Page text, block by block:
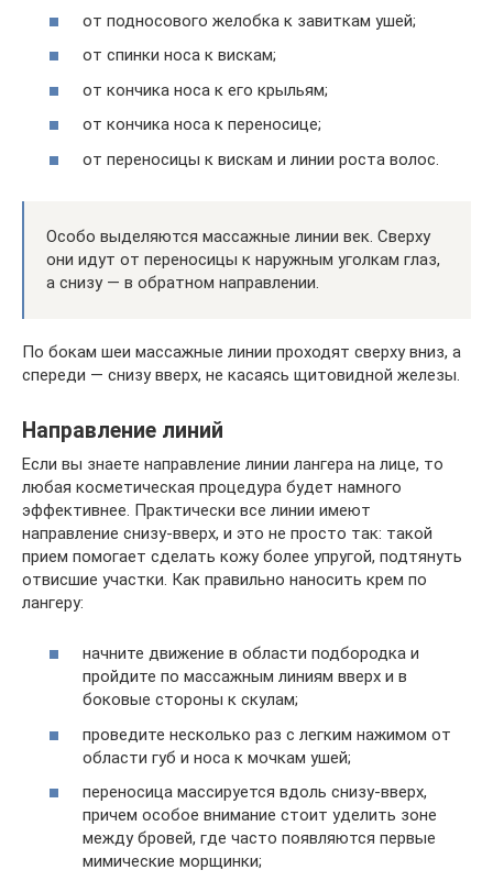
от подносового желобка к завиткам ушей;
от спинки носа к вискам;
от кончика носа к его крыльям;
от кончика носа к переносице;
от переносицы к вискам и линии роста волос.
Особо выделяются массажные линии век. Сверху
они идут от переносицы к наружным уголкам глаз,
а снизу — в обратном направлении.
По бокам шеи массажные линии проходят сверху вниз, а
спереди — снизу вверх, не касаясь щитовидной железы.
Направление линий
Если вы знаете направление линии лангера на лице, то
любая косметическая процедура будет намного
эффективнее. Практически все линии имеют
направление снизу-вверх, и это не просто так: такой
прием помогает сделать кожу более упругой, подтянуть
отвисшие участки. Как правильно наносить крем по
лангеру:
начните движение в области подбородка и
пройдите по массажным линиям вверх и в
боковые стороны к скулам;
проведите несколько раз с легким нажимом от
области губ и носа к мочкам ушей;
переносица массируется вдоль снизу-вверх,
причем особое внимание стоит уделить зоне
между бровей, где часто появляются первые
мимические морщинки;